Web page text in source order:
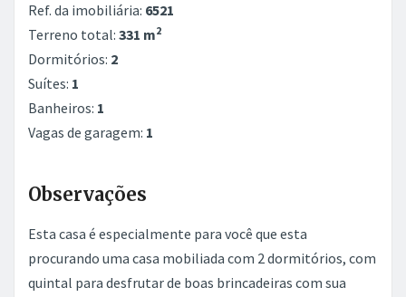
Ref. da imobiliária: 6521
Terreno total: 331 m2
Dormitórios: 2
Suítes: 1
Banheiros: 1
Vagas de garagem: 1
Observações
Esta casa é especialmente para você que esta
procurando uma casa mobiliada com 2 dormitórios, com
quintal para desfrutar de boas brincadeiras com sua